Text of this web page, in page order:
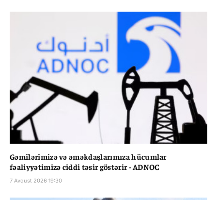
Gəmilərimizə və əməkdaşlarımıza hücumlar
fəaliyyətimizə ciddi təsir göstərir - ADNOC
7 Avqust 2026 19:30